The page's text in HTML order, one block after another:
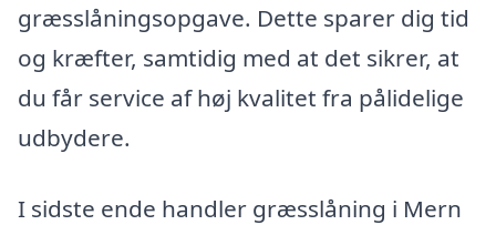
græsslåningsopgave. Dette sparer dig tid
og kræfter, samtidig med at det sikrer, at
du får service af høj kvalitet fra pålidelige
udbydere.
I sidste ende handler græsslåning i Mern